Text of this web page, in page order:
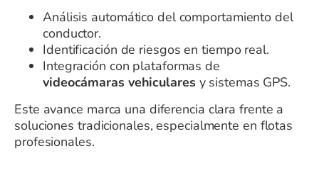
Análisis automático del comportamiento del
conductor.
Identificación de riesgos en tiempo real.
Integración con plataformas de
videocámaras vehicularesy sistemas GPS.
Este avance marca una diferencia clara frente a
soluciones tradicionales, especialmente en flotas
profesionales.